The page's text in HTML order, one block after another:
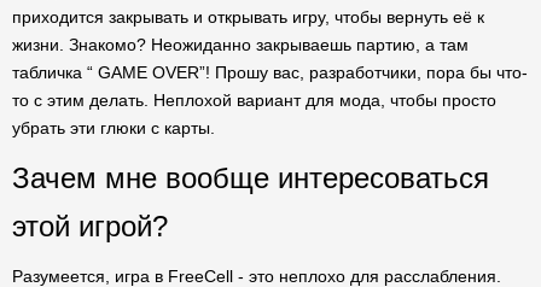
приходится закрывать и открывать игру, чтобы вернуть её к
жизни. Знакомо? Неожиданно закрываешь партию, а там
табличка “ GAME OVER”! Прошу вас, разработчики, пора бы что-
то с этим делать. Неплохой вариант для мода, чтобы просто
убрать эти глюки с карты.
Зачем мне вообще интересоваться
этой игрой?
Разумеется, игра в FreeCell - это неплохо для расслабления.